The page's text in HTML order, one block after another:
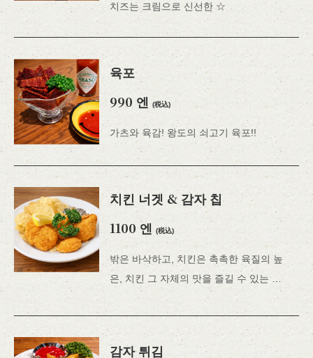
치즈는 크림으로 신선한 ☆
육포
990 엔
(税込)
가츠와 육감! 왕도의 쇠고기 육포!!
치킨 너겟 & 감자 칩
1100 엔
(税込)
밖은 바삭하고, 치킨은 촉촉한 육질의 높
은, 치킨 그 자체의 맛을 즐길 수 있는 너겟
감자 튀김